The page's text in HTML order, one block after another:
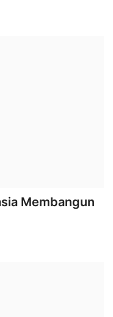
Membangun